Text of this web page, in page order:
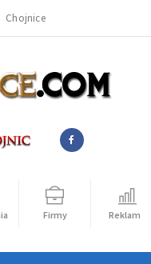
Chojnice
Firmy Reklama